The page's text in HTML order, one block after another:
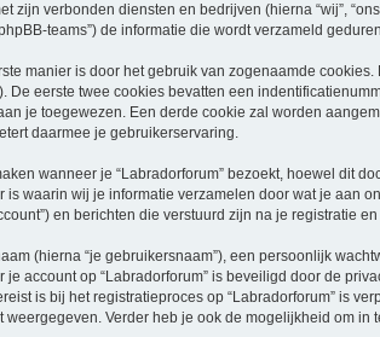
verbonden diensten en bedrijven (hierna “wij”,
teams”) de informatie die wordt verzameld
manier is door het gebruik van zogenaamde
eerste twee cookies bevatten een
je toegewezen. Een derde cookie zal worden
daarmee je gebruikerservaring.
wanneer je “Labradorforum” bezoekt, hoewel dit
waarin wij je informatie verzamelen door wat je aan
en berichten die verstuurd zijn na je registratie
(hierna “je gebruikersnaam”), een persoonlijk
account op “Labradorforum” is beveiligd door de
is bij het registratieproces op “Labradorforum” is
Verder heb je ook de mogelijkheid om